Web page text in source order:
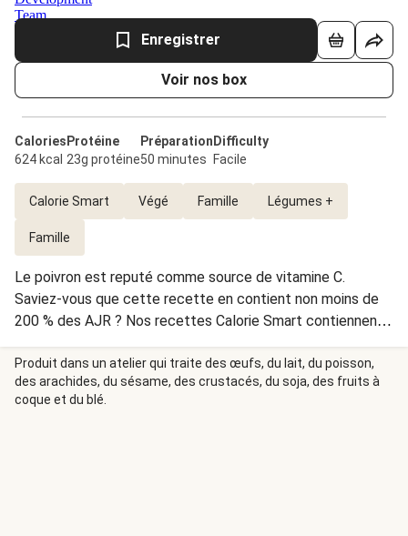
Enregistrer
Voir nos box
Calories
624 kcal
Protéine
23g protéine
Préparation
50 minutes
Difficulty
Facile
Calorie Smart Végé Famille Légumes +
Famille
Le poivron est reputé comme source de vitamine C.
Saviez-vous que cette recette en contient non moins de
200 % des AJR ? Nos recettes Calorie Smart contiennent
plus de 270 g de légumes et moins de 700 calories.
Produit dans un atelier qui traite des œufs, du lait, du poisson,
des arachides, du sésame, des crustacés, du soja, des fruits à
coque et du blé.